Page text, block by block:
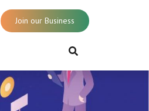
Join our Business